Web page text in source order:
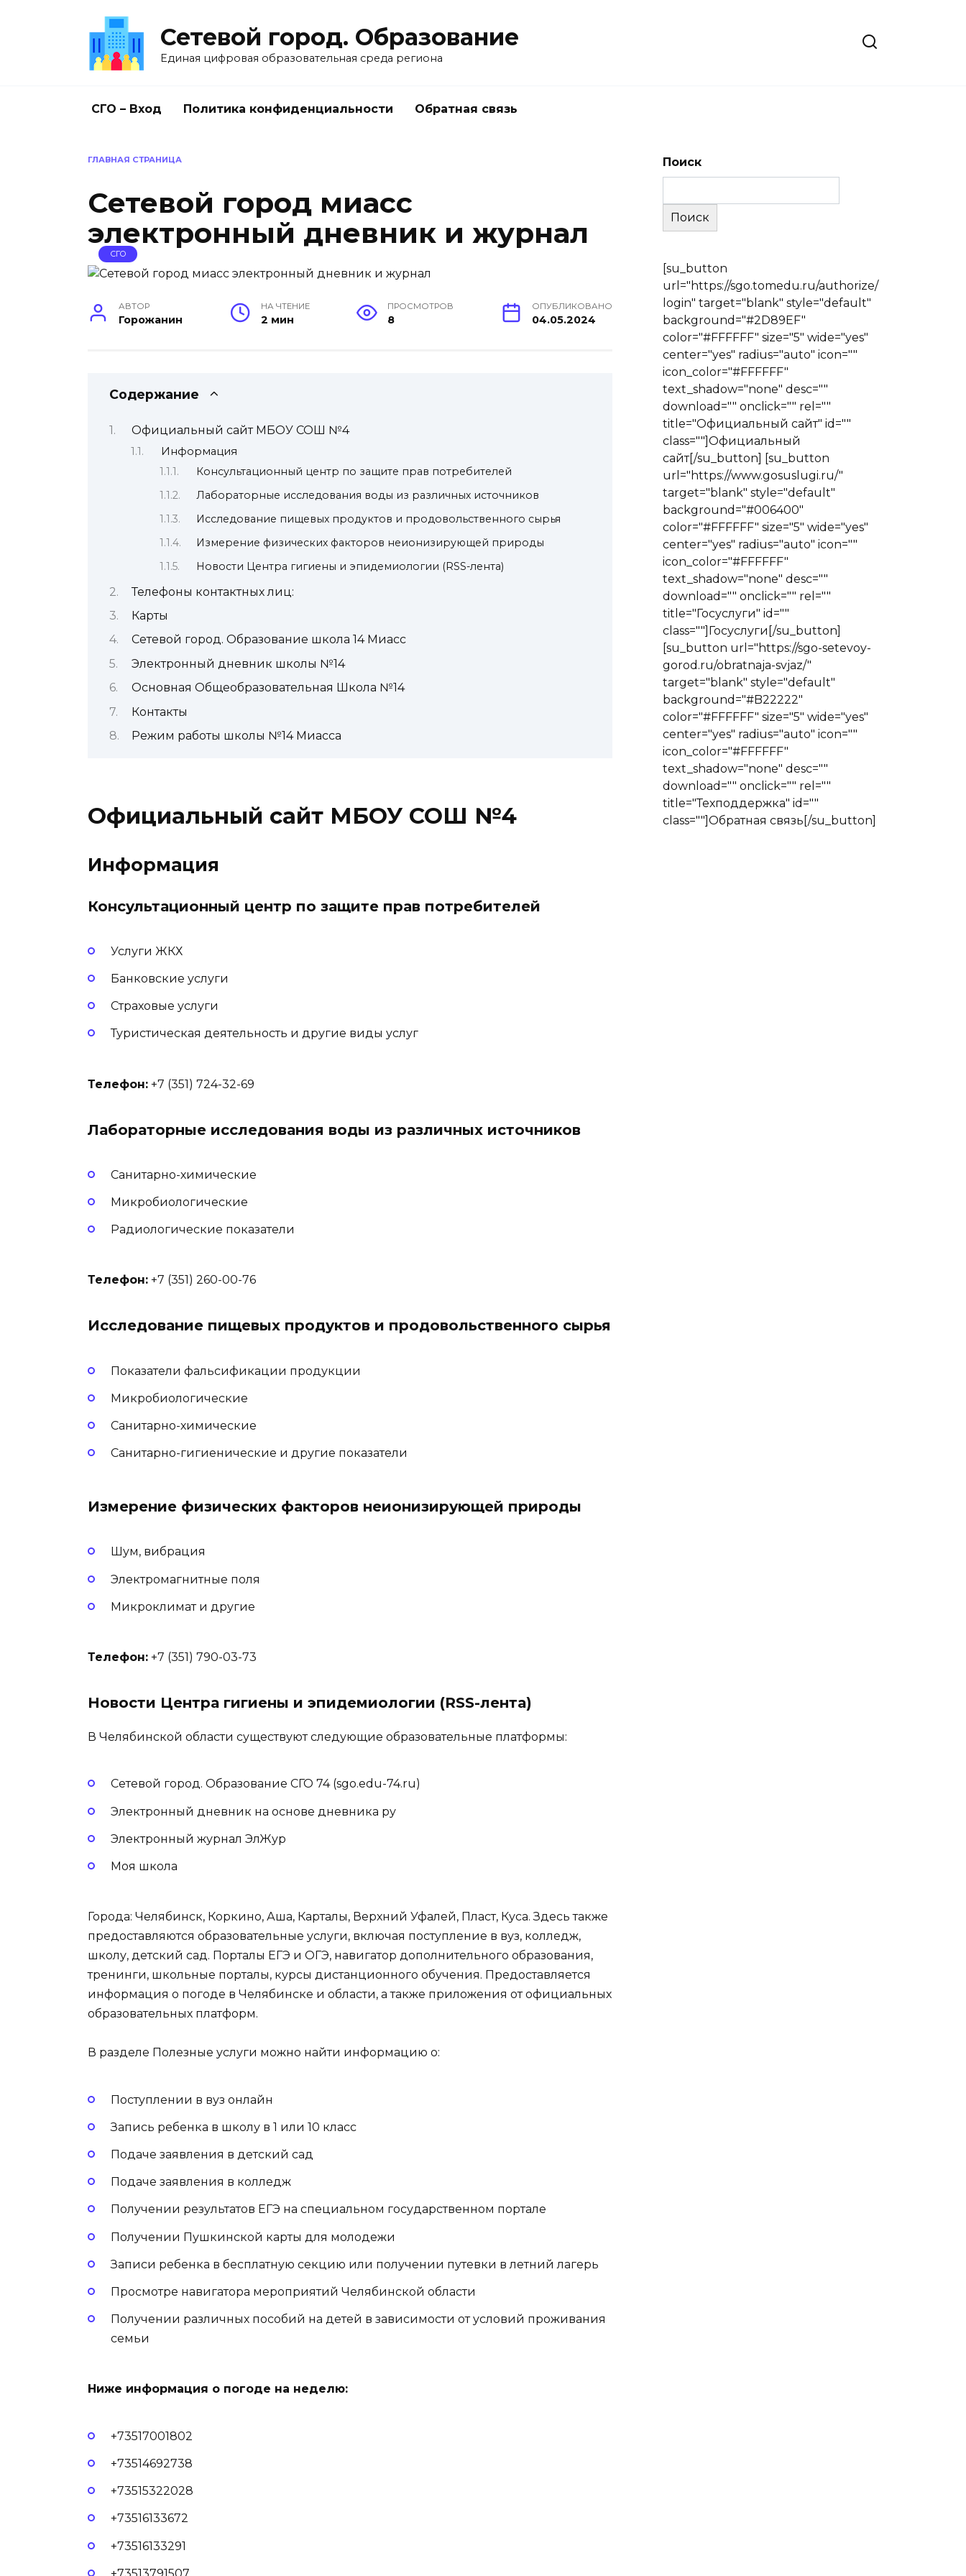
Сетевой город. Образование
Единая цифровая образовательная среда региона
СГО – Вход Политика конфиденциальности Обратная связь
ГЛАВНАЯ СТРАНИЦА
Сетевой город миасс
электронный дневник и журнал
СГО
АВТОР
Горожанин
НА ЧТЕНИЕ
2 мин
ПРОСМОТРОВ
8
ОПУБЛИКОВАНО
04.05.2024
Содержание
Официальный сайт МБОУ СОШ №4
Информация
Консультационный центр по защите прав потребителей
Лабораторные исследования воды из различных источников
Исследование пищевых продуктов и продовольственного сырья
Измерение физических факторов неионизирующей природы
Новости Центра гигиены и эпидемиологии (RSS-лента)
Телефоны контактных лиц:
Карты
Сетевой город. Образование школа 14 Миасс
Электронный дневник школы №14
Основная Общеобразовательная Школа №14
Контакты
Режим работы школы №14 Миасса
Официальный сайт МБОУ СОШ №4
Информация
Консультационный центр по защите прав потребителей
Услуги ЖКХ
Банковские услуги
Страховые услуги
Туристическая деятельность и другие виды услуг
Телефон: +7 (351) 724-32-69
Лабораторные исследования воды из различных источников
Санитарно-химические
Микробиологические
Радиологические показатели
Телефон: +7 (351) 260-00-76
Исследование пищевых продуктов и продовольственного сырья
Показатели фальсификации продукции
Микробиологические
Санитарно-химические
Санитарно-гигиенические и другие показатели
Измерение физических факторов неионизирующей природы
Шум, вибрация
Электромагнитные поля
Микроклимат и другие
Телефон: +7 (351) 790-03-73
Новости Центра гигиены и эпидемиологии (RSS-лента)
В Челябинской области существуют следующие образовательные платформы:
Сетевой город. Образование СГО 74 (sgo.edu-74.ru)
Электронный дневник на основе дневника ру
Электронный журнал ЭлЖур
Моя школа
Города: Челябинск, Коркино, Аша, Карталы, Верхний Уфалей, Пласт, Куса. Здесь также
предоставляются образовательные услуги, включая поступление в вуз, колледж,
школу, детский сад. Порталы ЕГЭ и ОГЭ, навигатор дополнительного образования,
тренинги, школьные порталы, курсы дистанционного обучения. Предоставляется
информация о погоде в Челябинске и области, а также приложения от официальных
образовательных платформ.
В разделе Полезные услуги можно найти информацию о:
Поступлении в вуз онлайн
Запись ребенка в школу в 1 или 10 класс
Подаче заявления в детский сад
Подаче заявления в колледж
Получении результатов ЕГЭ на специальном государственном портале
Получении Пушкинской карты для молодежи
Записи ребенка в бесплатную секцию или получении путевки в летний лагерь
Просмотре навигатора мероприятий Челябинской области
Получении различных пособий на детей в зависимости от условий проживания
семьи
Ниже информация о погоде на неделю:
+73517001802
+73514692738
+73515322028
+73516133672
+73516133291
Поиск
Поиск
[su_button
url="https://sgo.tomedu.ru/authorize/
login" target="blank" style="default"
background="#2D89EF"
color="#FFFFFF" size="5" wide="yes"
center="yes" radius="auto" icon=""
icon_color="#FFFFFF"
text_shadow="none" desc=""
download="" onclick="" rel=""
title="Официальный сайт" id=""
class=""]Официальный
сайт[/su_button] [su_button
url="https://www.gosuslugi.ru/"
target="blank" style="default"
background="#006400"
color="#FFFFFF" size="5" wide="yes"
center="yes" radius="auto" icon=""
icon_color="#FFFFFF"
text_shadow="none" desc=""
download="" onclick="" rel=""
title="Госуслуги" id=""
class=""]Госуслуги[/su_button]
[su_button url="https://sgo-setevoy-
gorod.ru/obratnaja-svjaz/"
target="blank" style="default"
background="#B22222"
color="#FFFFFF" size="5" wide="yes"
center="yes" radius="auto" icon=""
icon_color="#FFFFFF"
text_shadow="none" desc=""
download="" onclick="" rel=""
title="Техподдержка" id=""
class=""]Обратная связь[/su_button]